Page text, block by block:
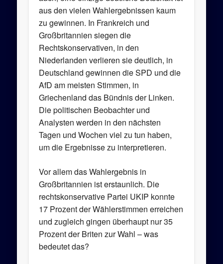
aus den vielen Wahlergebnissen kaum
zu gewinnen. In Frankreich und
Großbritannien siegen die
Rechtskonservativen, in den
Niederlanden verlieren sie deutlich, in
Deutschland gewinnen die SPD und die
AfD am meisten Stimmen, in
Griechenland das Bündnis der Linken.
Die politischen Beobachter und
Analysten werden in den nächsten
Tagen und Wochen viel zu tun haben,
um die Ergebnisse zu interpretieren.
Vor allem das Wahlergebnis in
Großbritannien ist erstaunlich. Die
rechtskonservative Partei UKIP konnte
17 Prozent der Wählerstimmen erreichen
und zugleich gingen überhaupt nur 35
Prozent der Briten zur Wahl – was
bedeutet das?